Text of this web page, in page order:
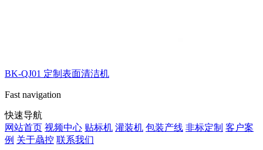
BK-QJ01 定制表面清洁机
Fast navigation
快速导航
网站首页 视频中心 贴标机 灌装机 包装产线 非标定制 客户案
例 关于骉控 联系我们